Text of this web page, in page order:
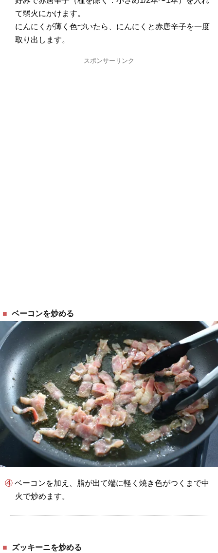
て弱火にかけます。
にんにくが薄く色づいたら、にんにくと赤唐辛子を一度
取り出します。
スポンサーリンク
ベーコンを炒める
④ ベーコンを加え、脂が出て端に軽く焼き色がつくまで中
火で炒めます。
ズッキーニを炒める